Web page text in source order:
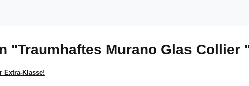
"Traumhaftes Murano Glas
Extra-Klasse!